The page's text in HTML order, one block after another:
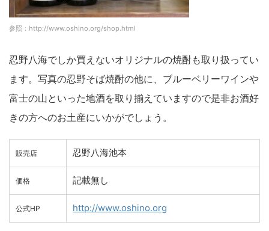
参照：http://www.oshino.org/shop.html
忍野八海でしか買えないオリジナルの焼酎も取り扱ってい
ます。写真の忍野そば焼酎の他に、ブルーベリーワインや
富士の山といった地酒を取り揃えていますので是非お酒好
きの方へのお土産にいかがでしょう。
販売店 忍野八海池本
価格 記載無し
公式HP http://www.oshino.org